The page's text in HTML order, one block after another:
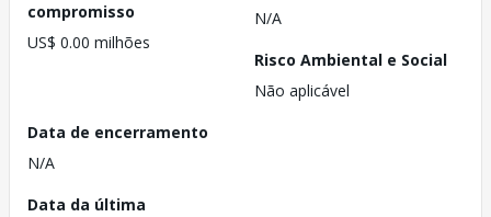
compromisso
US$ 0.00 milhões
N/A
Risco Ambiental e Social
Não aplicável
Data de encerramento
N/A
Data da última